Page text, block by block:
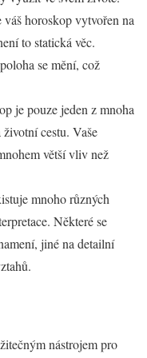
horoskop vytvořen na
to statická věc.
se mění, což
je pouze jeden z mnoha
cestu. Vaše
větší vliv než
mnoho různých
Některé se
jiné na detailní
nástrojem pro